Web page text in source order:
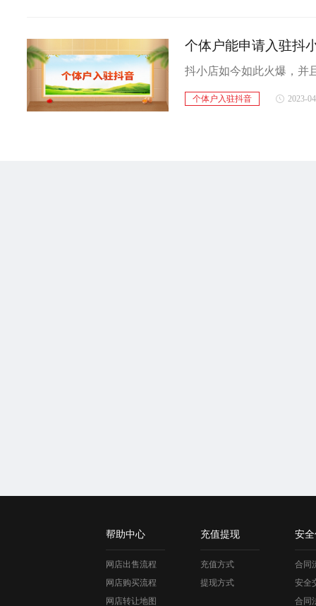
个体户能申请入驻抖
个体户入驻抖音 2023-
帮助中心
网店出售流程
网店购买流程
网店转让地图
充值提现
充值方式
提现方式
安
合同
安全
合同